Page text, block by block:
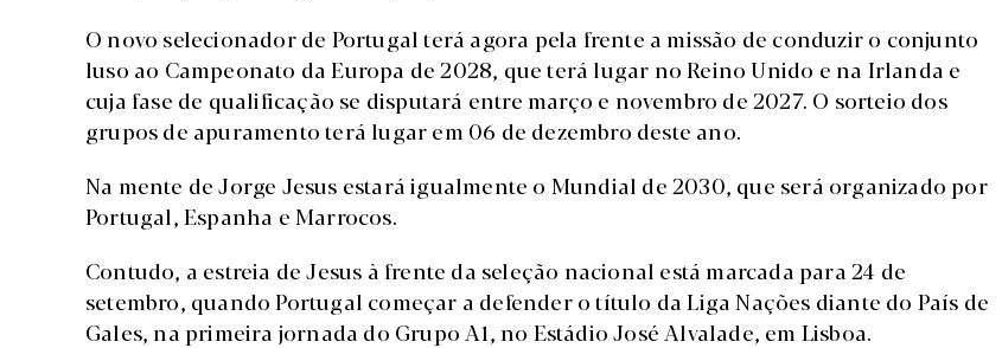
O novo selecionador de Portugal terá agora pela frente a missão de conduzir o conjunto
luso ao Campeonato da Europa de 2028, que terá lugar no Reino Unido e na Irlanda e
cuja fase de qualificação se disputará entre março e novembro de 2027. O sorteio dos
grupos de apuramento terá lugar em 06 de dezembro deste ano.
Na mente de Jorge Jesus estará igualmente o Mundial de 2030, que será organizado por
Portugal, Espanha e Marrocos.
Contudo, a estreia de Jesus à frente da seleção nacional está marcada para 24 de
setembro, quando Portugal começar a defender o título da Liga Nações diante do País de
Gales, na primeira jornada do Grupo A1, no Estádio José Alvalade, em Lisboa.